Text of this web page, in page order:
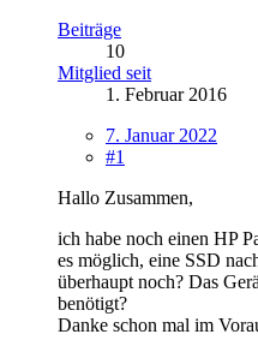
Beiträge
10
Mitglied seit
1. Februar 2016
7. Januar 2022
#1
Hallo Zusammen,
ich habe noch einen HP
es möglich, eine SSD
überhaupt noch? Das
benötigt?
Danke schon mal im